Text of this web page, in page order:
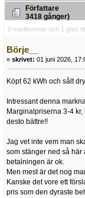
Författare
3418 gånger)
0 medlemmar och 1 gäst
Börje__
« skrivet: 01 juni 2026,
Köpt 62 kWh och sålt
Intressant denna
Marginalpriserna 3-4
desto bättre!!
Jag vet inte vem man
som stänger ned så här
betalningen är ok.
Men mest är det nog
Kanske det vore ett
pris som den dyraste